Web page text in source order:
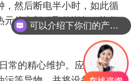
，然后断电半小时，如此循
元件内部积聚的潮气，恢复
常的精心维护。应定期清
可以介绍下你们的产品么？
你们是自己工厂生产的吗？